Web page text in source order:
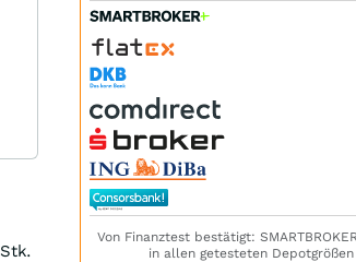
Stk.
Von Finanztest bestätigt:
in allen getesteten